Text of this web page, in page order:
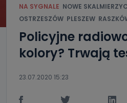
NA SYGNALE NOWE
OSTRZESZÓW PLESZEW
Policyjne
kolory? Trwają
23.07.2020 15:23